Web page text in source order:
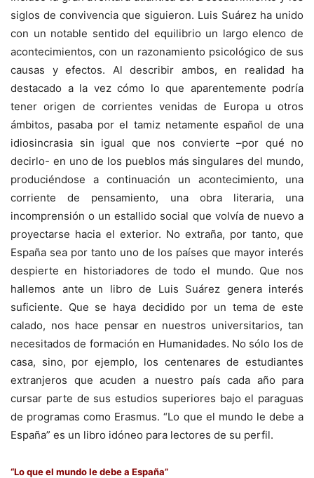
siglos de convivencia que siguieron. Luis Suárez ha unido
con un notable sentido del equilibrio un largo elenco de
acontecimientos, con un razonamiento psicológico de sus
causas y efectos. Al describir ambos, en realidad ha
destacado a la vez cómo lo que aparentemente podría
tener origen de corrientes venidas de Europa u otros
ámbitos, pasaba por el tamiz netamente español de una
idiosincrasia sin igual que nos convierte –por qué no
decirlo- en uno de los pueblos más singulares del mundo,
produciéndose a continuación un acontecimiento, una
corriente de pensamiento, una obra literaria, una
incomprensión o un estallido social que volvía de nuevo a
proyectarse hacia el exterior. No extraña, por tanto, que
España sea por tanto uno de los países que mayor interés
despierte en historiadores de todo el mundo. Que nos
hallemos ante un libro de Luis Suárez genera interés
suficiente. Que se haya decidido por un tema de este
calado, nos hace pensar en nuestros universitarios, tan
necesitados de formación en Humanidades. No sólo los de
casa, sino, por ejemplo, los centenares de estudiantes
extranjeros que acuden a nuestro país cada año para
cursar parte de sus estudios superiores bajo el paraguas
de programas como Erasmus. “Lo que el mundo le debe a
España” es un libro idóneo para lectores de su perfil.
“Lo que el mundo le debe a España”